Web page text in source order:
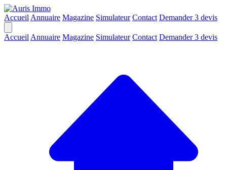
Accueil Annuaire Magazine Simulateur Contact Demander 3 devis
Accueil Annuaire Magazine Simulateur Contact Demander 3 devis